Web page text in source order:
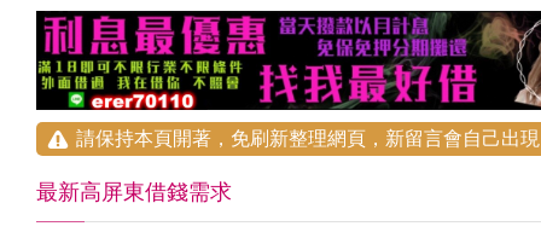
請保持本頁開著，免刷新整理網頁，新留言會自己出
最新高屏東借錢需求